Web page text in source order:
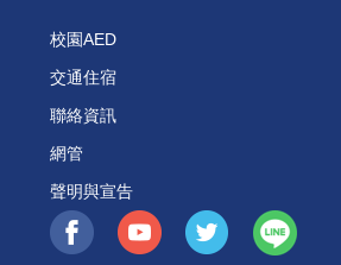
校園AED
交通住宿
聯絡資訊
網管
聲明與宣告